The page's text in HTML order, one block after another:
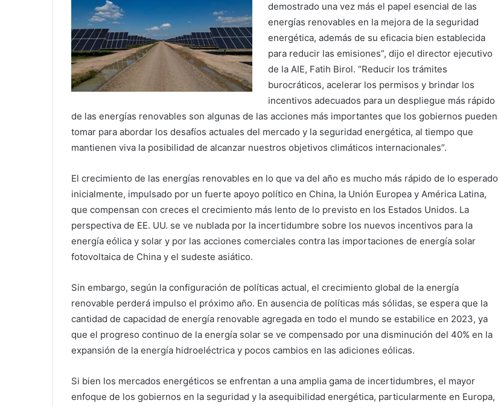
demostrado una vez más el papel esencial de las
energías renovables en la mejora de la seguridad
energética, además de su eficacia bien establecida
para reducir las emisiones”, dijo el director ejecutivo
de la AIE, Fatih Birol. “Reducir los trámites
burocráticos, acelerar los permisos y brindar los
incentivos adecuados para un despliegue más rápido
de las energías renovables son algunas de las acciones más importantes que los gobiernos pueden
tomar para abordar los desafíos actuales del mercado y la seguridad energética, al tiempo que
mantienen viva la posibilidad de alcanzar nuestros objetivos climáticos internacionales”.
El crecimiento de las energías renovables en lo que va del año es mucho más rápido de lo esperado
inicialmente, impulsado por un fuerte apoyo político en China, la Unión Europea y América Latina,
que compensan con creces el crecimiento más lento de lo previsto en los Estados Unidos. La
perspectiva de EE. UU. se ve nublada por la incertidumbre sobre los nuevos incentivos para la
energía eólica y solar y por las acciones comerciales contra las importaciones de energía solar
fotovoltaica de China y el sudeste asiático.
Sin embargo, según la configuración de políticas actual, el crecimiento global de la energía
renovable perderá impulso el próximo año. En ausencia de políticas más sólidas, se espera que la
cantidad de capacidad de energía renovable agregada en todo el mundo se estabilice en 2023, ya
que el progreso continuo de la energía solar se ve compensado por una disminución del 40% en la
expansión de la energía hidroeléctrica y pocos cambios en las adiciones eólicas.
Si bien los mercados energéticos se enfrentan a una amplia gama de incertidumbres, el mayor
enfoque de los gobiernos en la seguridad y la asequibilidad energética, particularmente en Europa,